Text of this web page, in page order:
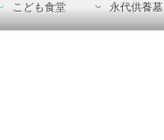
こども食堂 永代供養墓